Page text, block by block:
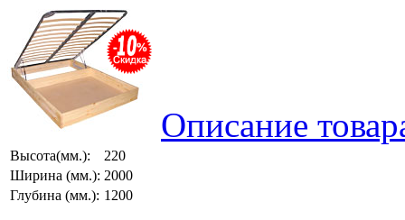
Описание
Высота(мм.):
220
Ширина (мм.): 2000
Глубина (мм.): 1200